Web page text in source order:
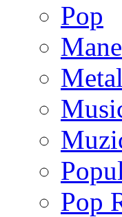
Pop
Metal
Pop